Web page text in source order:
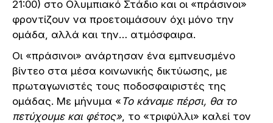
21:00) στο Ολυμπιακό Στάδιο και οι «πράσινοι»
φροντίζουν να προετοιμάσουν όχι μόνο την
ομάδα, αλλά και την… ατμόσφαιρα.
Οι «πράσινοι» ανάρτησαν ένα εμπνευσμένο
βίντεο στα μέσα κοινωνικής δικτύωσης, με
πρωταγωνιστές τους ποδοσφαιριστές της
ομάδας. Με μήνυμα « Το κάναμε πέρσι, θα το
πετύχουμε και φέτος» , το «τριφύλλι» καλεί τον